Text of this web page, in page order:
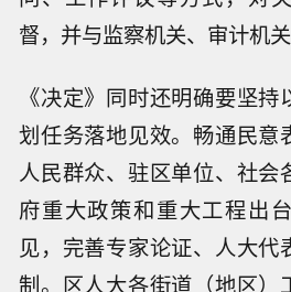
督，并与监察机关、审计机
《决定》同时还明确要坚
划任务落地见效。畅通民意
人民群众、驻区单位、社会
府重大政策和重大工程出
见，完善专家论证、人大代
制。区人大各街道（地区）